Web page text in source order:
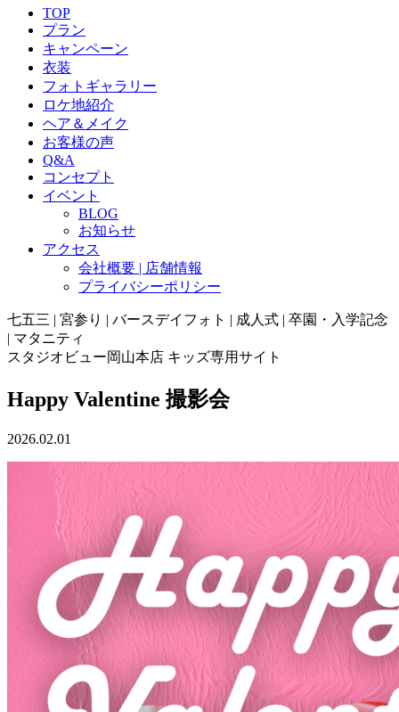
TOP
プラン
キャンペーン
衣装
フォトギャラリー
ロケ地紹介
ヘア＆メイク
お客様の声
Q&A
コンセプト
イベント
BLOG
お知らせ
アクセス
会社概要 | 店舗情報
プライバシーポリシー
七五三 | 宮参り | バースデイフォト | 成人式 | 卒園・入学記念
| マタニティ
スタジオビュー岡山本店 キッズ専用サイト
Happy Valentine 撮影会
2026.02.01